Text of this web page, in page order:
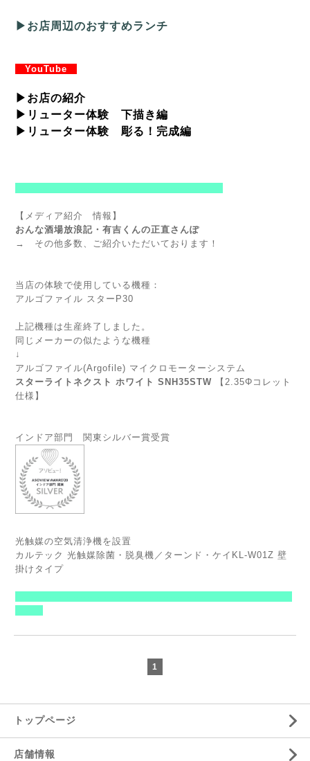
▶お店周辺のおすすめランチ
YouTube
▶ お店の紹介
▶ リューター体験 下描き編
▶ リューター体験 彫る！完成編
【メディア紹介 情報】
おんな酒場放浪記・有吉くんの正直さんぽ
→ その他多数、ご紹介いただいております ！
当店の体験で使用している機種：
アルゴファイル スターP30
上記機種は生産終了しました。
同じメーカーの似たような機種
↓
アルゴファイル(Argofile) マイクロモーターシステム
スターライトネクスト ホワイト SNH35STW
【2.35Φコレット
仕様】
インドア部門 関東シルバー賞受賞
光触媒の空気清浄機を設置
カルテック 光触媒除菌・脱臭機／ターンド・ケイKL-W01Z 壁
掛けタイプ
1
トップページ
店舗情報